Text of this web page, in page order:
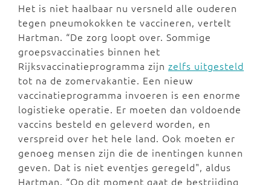
Het is niet haalbaar nu versneld alle ouderen
tegen pneumokokken te vaccineren, vertelt
Hartman. “De zorg loopt over. Sommige
groepsvaccinaties binnen het
Rijksvaccinatieprogramma zijn zelfs uitgesteld
tot na de zomervakantie. Een nieuw
vaccinatieprogramma invoeren is een enorme
logistieke operatie. Er moeten dan voldoende
vaccins besteld en geleverd worden, en
verspreid over het hele land. Ook moeten er
genoeg mensen zijn die de inentingen kunnen
geven. Dat is niet eventjes geregeld", aldus
Hartman. “Op dit moment gaat de bestrijding